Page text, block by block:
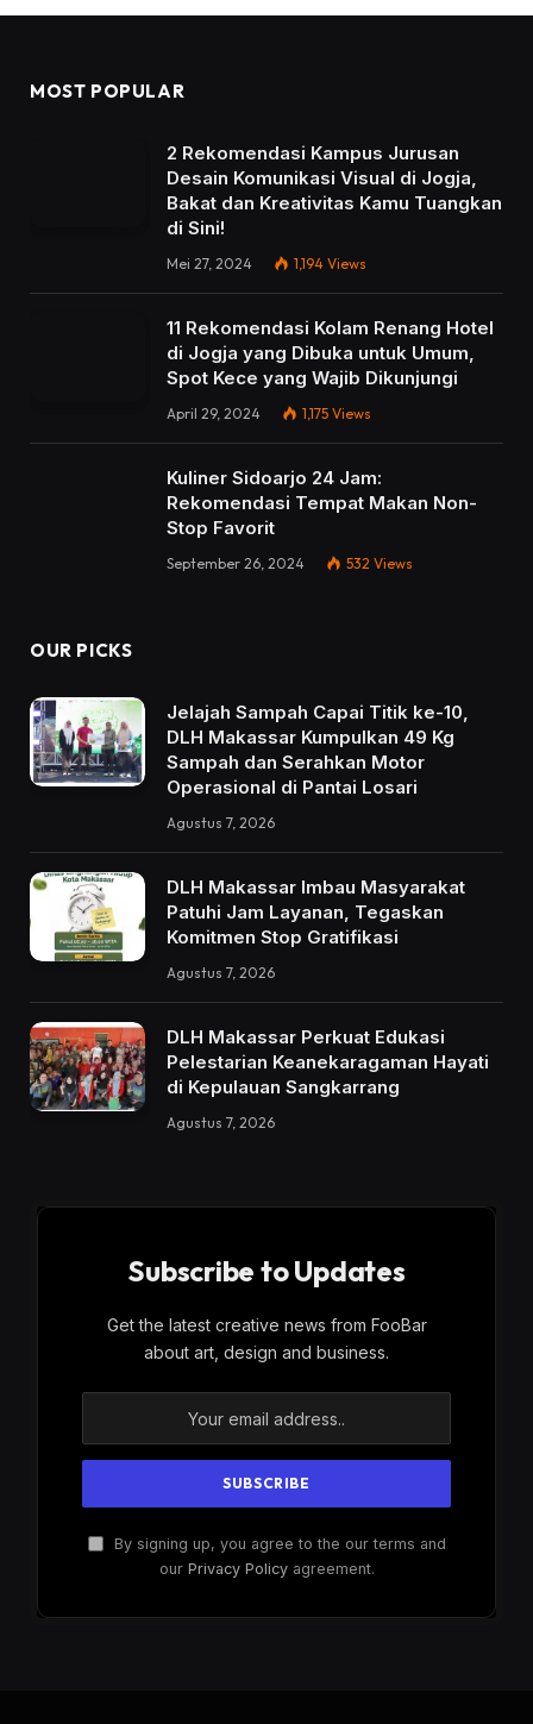
MOST POPULAR
2 Rekomendasi Kampus Jurusan
Desain Komunikasi Visual di Jogja,
Bakat dan Kreativitas Kamu Tuangkan
di Sini!
Mei 27, 2024 1,194 Views
11 Rekomendasi Kolam Renang Hotel
di Jogja yang Dibuka untuk Umum,
Spot Kece yang Wajib Dikunjungi
April 29, 2024 1,175 Views
Kuliner Sidoarjo 24 Jam:
Rekomendasi Tempat Makan Non-
Stop Favorit
September 26, 2024 532 Views
OUR PICKS
Jelajah Sampah Capai Titik ke-10,
DLH Makassar Kumpulkan 49 Kg
Sampah dan Serahkan Motor
Operasional di Pantai Losari
Agustus 7, 2026
DLH Makassar Imbau Masyarakat
Patuhi Jam Layanan, Tegaskan
Komitmen Stop Gratifikasi
Agustus 7, 2026
DLH Makassar Perkuat Edukasi
Pelestarian Keanekaragaman Hayati
di Kepulauan Sangkarrang
Agustus 7, 2026
Subscribe to Updates
Get the latest creative news from FooBar
about art, design and business.
By signing up, you agree to the our terms and
our Privacy Policyagreement.